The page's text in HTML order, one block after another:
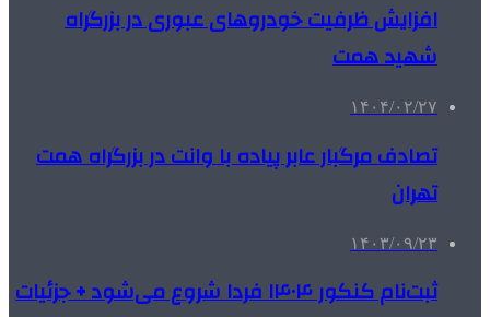
افزایش ظرفیت خودروهای عبوری در بزرگراه
شهید همت
۱۴۰۴/۰۲/۲۷
تصادف مرگبار عابر پیاده با وانت در بزرگراه همت
تهران
۱۴۰۳/۰۹/۲۳
ثبت‌نام کنکور ۱۴۰۴ فردا شروع می‌شود + جزئیات